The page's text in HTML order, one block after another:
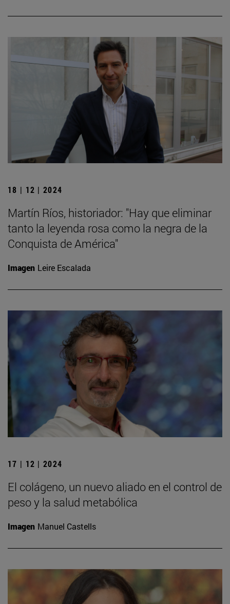
18 | 12 | 2024
Martín Ríos, historiador: "Hay que eliminar
tanto la leyenda rosa como la negra de la
Conquista de América"
Imagen Leire Escalada
17 | 12 | 2024
El colágeno, un nuevo aliado en el control de
peso y la salud metabólica
Imagen Manuel Castells